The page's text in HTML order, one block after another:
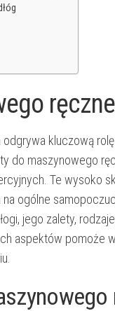
kluczową
do maszynowego
Te wysoko
ogólne
jego zalety,
aspektów pomoże